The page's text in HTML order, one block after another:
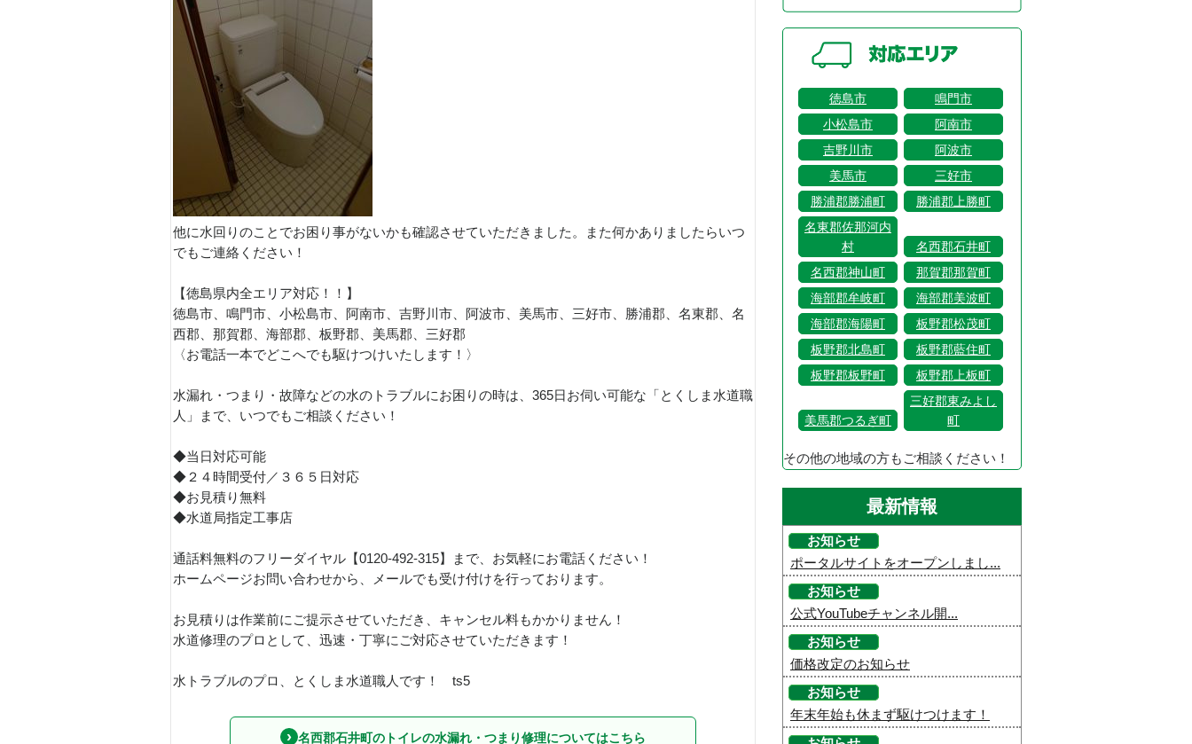
他に水回りのことでお困り事がないかも確認させていただきました。また何かありましたらいつ
でもご連絡ください！
【徳島県内全エリア対応！！】
徳島市、鳴門市、小松島市、阿南市、吉野川市、阿波市、美馬市、三好市、勝浦郡、名東郡、名
西郡、那賀郡、海部郡、板野郡、美馬郡、三好郡
〈お電話一本でどこへでも駆けつけいたします！〉
水漏れ・つまり・故障などの水のトラブルにお困りの時は、365日お伺い可能な「とくしま水道職
人」まで、いつでもご相談ください！
◆当日対応可能
◆２４時間受付／３６５日対応
◆お見積り無料
◆水道局指定工事店
通話料無料のフリーダイヤル【0120-492-315】まで、お気軽にお電話ください！
ホームページお問い合わせから、メールでも受け付けを行っております。
お見積りは作業前にご提示させていただき、キャンセル料もかかりません！
水道修理のプロとして、迅速・丁寧にご対応させていただきます！
水トラブルのプロ、とくしま水道職人です！ ts5
名西郡石井町のトイレの水漏れ・つまり修理についてはこちら
徳島市
鳴門市
小松島市
阿南市
吉野川市
阿波市
美馬市
三好市
勝浦郡勝浦町
勝浦郡上勝町
名東郡佐那河内
村
名西郡石井町
名西郡神山町
那賀郡那賀町
海部郡牟岐町
海部郡美波町
海部郡海陽町
板野郡松茂町
板野郡北島町
板野郡藍住町
板野郡板野町
板野郡上板町
美馬郡つるぎ町
三好郡東みよし
町
その他の地域の方もご相談ください！
最新情報
お知らせ
ポータルサイトをオープンしまし...
お知らせ
公式YouTubeチャンネル開...
お知らせ
価格改定のお知らせ
お知らせ
年末年始も休まず駆けつけます！